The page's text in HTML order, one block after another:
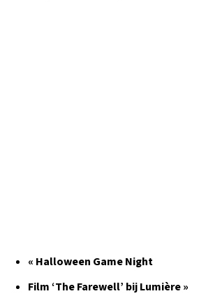
« Halloween Game Night
Film ‘The Farewell’ bij Lumière»